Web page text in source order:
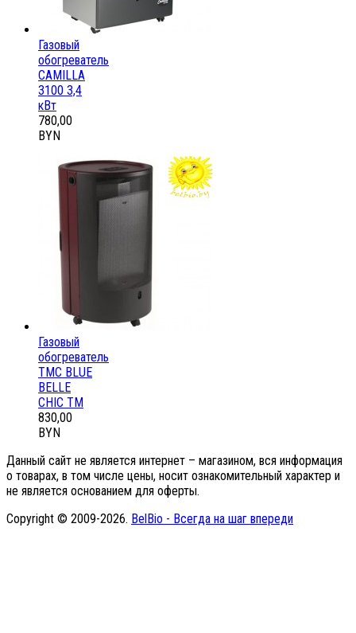
Газовый
обогреватель
CAMILLA
3100 3,4
кВт
780,00
BYN
Газовый
обогреватель
ТМС BLUE
BELLE
CHIC ТМ
830,00
BYN
Данный сайт не является интернет – магазином, вся информация
о товарах, в том числе цены, носит ознакомительный характер и
не является основанием для оферты.
Copyright © 2009-2026. BelBio - Всегда на шаг впереди